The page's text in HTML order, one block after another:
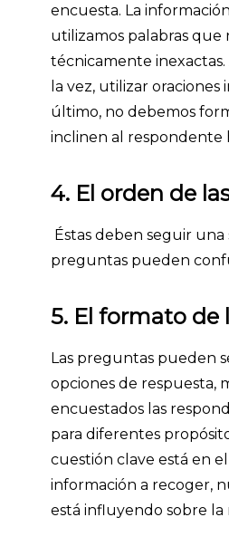
encuesta. La
utilizamos palabras que
técnicamente
la vez, utilizar
último, no debemos
inclinen al respondente
4. El orden de
Éstas deben seguir una
preguntas pueden
5. El formato de
Las preguntas pueden
opciones de respuesta,
encuestados las
para diferentes
cuestión clave está en
información a recoger,
está influyendo sobre